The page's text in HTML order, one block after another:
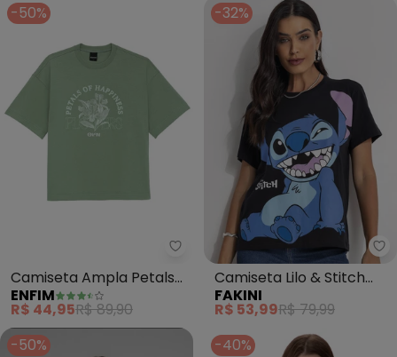
-50%
Enfim - Camiseta Ampla
Camiseta Ampla Petals
Of Happiness Flowers
(Verde)
ENFIM
R$ 44,95R$ 89,90
-32%
Camiseta Lilo & Stitch
(Preto)
FAKINI
R$ 53,99R$ 79,99
-50%
-40%